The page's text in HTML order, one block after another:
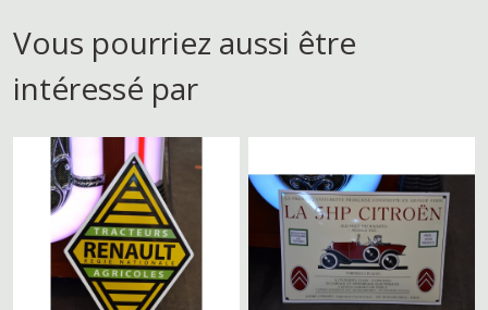
Vous pourriez aussi être
intéressé par